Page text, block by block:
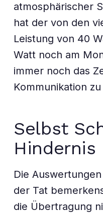
atmosphärischer
hat der von den
Leistung von 40
Watt noch am
immer noch das
Kommunikation
Selbst
Hindernis
Die
der Tat
die Übertragung